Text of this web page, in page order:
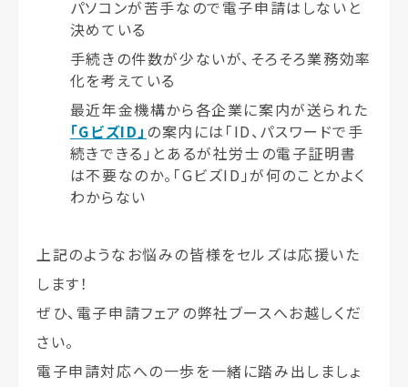
パソコンが苦手なので電子申請はしないと
決めている
手続きの件数が少ないが、そろそろ業務効率
化を考えている
最近年金機構から各企業に案内が送られた
「GビズID」 の案内には「ID、パスワードで手
続きできる」とあるが社労士の電子証明書
は不要なのか。「GビズID」が何のことかよく
わからない
上記のようなお悩みの皆様をセルズは応援いた
します！
ぜひ、電子申請フェアの弊社ブースへお越しくだ
さい。
電子申請対応への一歩を一緒に踏み出しましょ